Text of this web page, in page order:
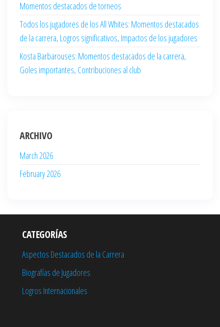
Momentos destacados de torneos
Todos los jugadores de los All Whites: Momentos destacados
de la carrera, Logros significativos, Impactos de los jugadores
Kosta Barbarouses: Momentos destacados de la carrera,
Goles importantes, Contribuciones al club
ARCHIVO
March 2026
February 2026
CATEGORÍAS
Aspectos Destacados de la Carrera
Biografías de Jugadores
Logros Internacionales